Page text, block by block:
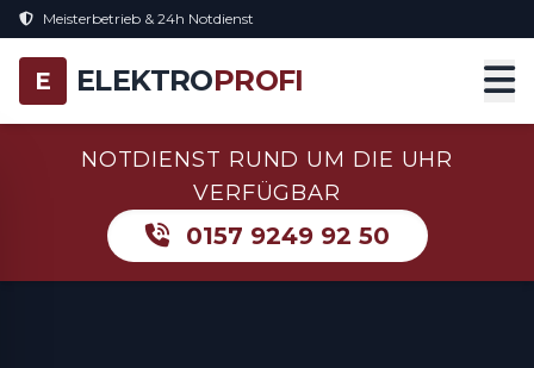
Meisterbetrieb & 24h Notdienst
E ELEKTROPROFI
NOTDIENST RUND UM DIE UHR
VERFÜGBAR
0157 9249 92 50